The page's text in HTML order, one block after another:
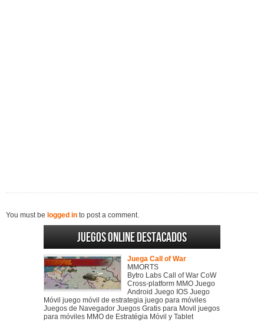
You must be logged in to post a comment.
Juegos online destacados
Juega Call of War
MMORTS
Bytro Labs Call of War CoW
Cross-platform MMO Juego
Android Juego IOS Juego
Móvil juego móvil de estrategia juego para móviles
Juegos de Navegador Juegos Gratis para Movil juegos
para móviles MMO de Estratégia Móvil y Tablet